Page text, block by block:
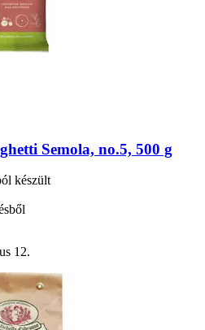
Semola, no.5, 500 g
készült
12.